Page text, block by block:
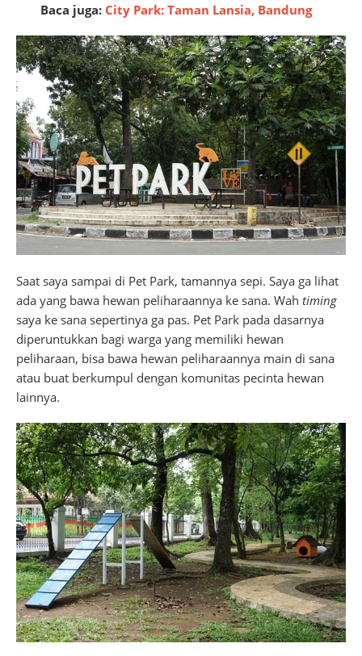
Baca juga: City Park: Taman Lansia, Bandung
Saat saya sampai di Pet Park, tamannya sepi. Saya ga lihat
ada yang bawa hewan peliharaannya ke sana. Wah timing
saya ke sana sepertinya ga pas. Pet Park pada dasarnya
diperuntukkan bagi warga yang memiliki hewan
peliharaan, bisa bawa hewan peliharaannya main di sana
atau buat berkumpul dengan komunitas pecinta hewan
lainnya.